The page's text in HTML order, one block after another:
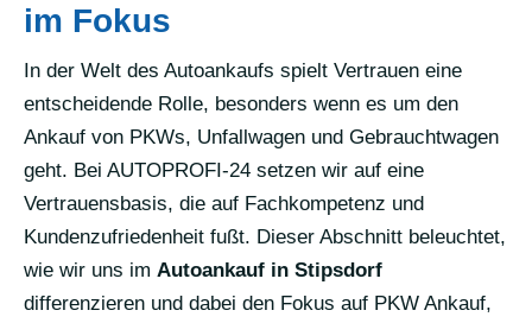
im Fokus
In der Welt des Autoankaufs spielt Vertrauen eine
entscheidende Rolle, besonders wenn es um den
Ankauf von PKWs, Unfallwagen und Gebrauchtwagen
geht. Bei AUTOPROFI-24 setzen wir auf eine
Vertrauensbasis, die auf Fachkompetenz und
Kundenzufriedenheit fußt. Dieser Abschnitt beleuchtet,
wie wir uns im Autoankauf in Stipsdorf
differenzieren und dabei den Fokus auf PKW Ankauf,